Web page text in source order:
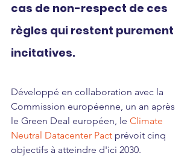
cas de non-respect de ces
règles qui restent purement
incitatives.
Développé en collaboration avec la
Commission européenne, un an après
le Green Deal européen, le Climate
Neutral Datacenter Pact prévoit cinq
objectifs à atteindre d'ici 2030.